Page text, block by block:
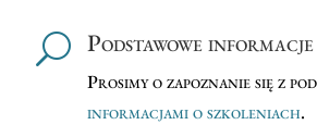
U Podstawowe
Prosimy o zapoznanie się z
informacjami o szkoleniach.